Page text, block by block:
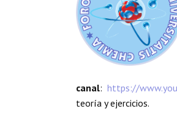
canal: https://
teoría y ejercicios.